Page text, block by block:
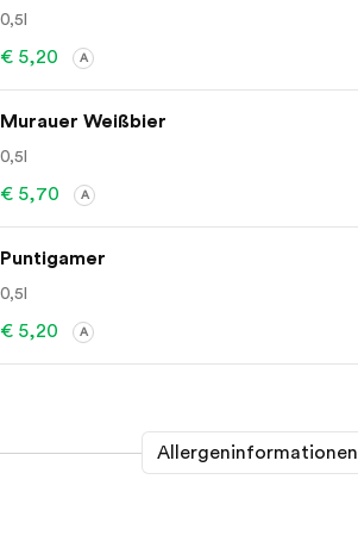
0,5l
€ 5,20 A
Murauer Weißbier
0,5l
€ 5,70 A
Puntigamer
0,5l
€ 5,20 A
Allergeninformationen